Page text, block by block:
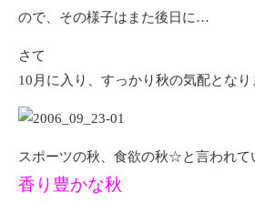
ので、その様子はまた後日に…
さて
10月に入り、すっかり秋の気配となり
スポーツの秋、食欲の秋☆と言われて
香り豊かな秋